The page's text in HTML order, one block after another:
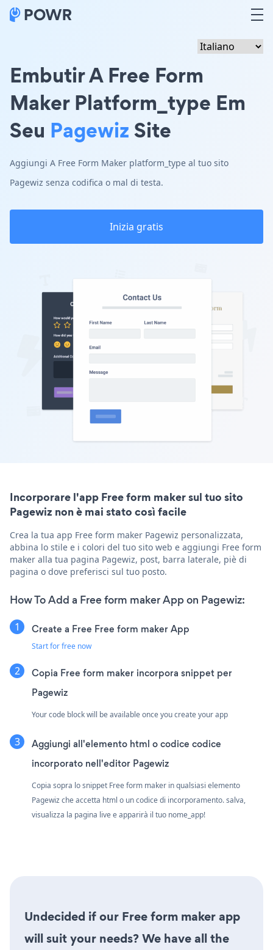
Embutir A Free Form
Maker Platform_type Em
Seu PagewizSite
Aggiungi A Free Form Maker platform_type al tuo sito
Pagewiz senza codifica o mal di testa.
Inizia gratis
Incorporare l'app Free form maker sul tuo sito
Pagewiz non è mai stato così facile
Crea la tua app Free form maker Pagewiz personalizzata,
abbina lo stile e i colori del tuo sito web e aggiungi Free form
maker alla tua pagina Pagewiz, post, barra laterale, piè di
pagina o dove preferisci sul tuo posto.
How To Add a Free form maker App on Pagewiz:
Create a Free Free form maker App
Start for free now
Copia Free form maker incorpora snippet per
Pagewiz
Your code block will be available once you create your app
Aggiungi all'elemento html o codice codice
incorporato nell'editor Pagewiz
Copia sopra lo snippet Free form maker in qualsiasi elemento
Pagewiz che accetta html o un codice di incorporamento. salva,
visualizza la pagina live e apparirà il tuo nome_app!
Undecided if our Free form maker app
will suit your needs? We have all the